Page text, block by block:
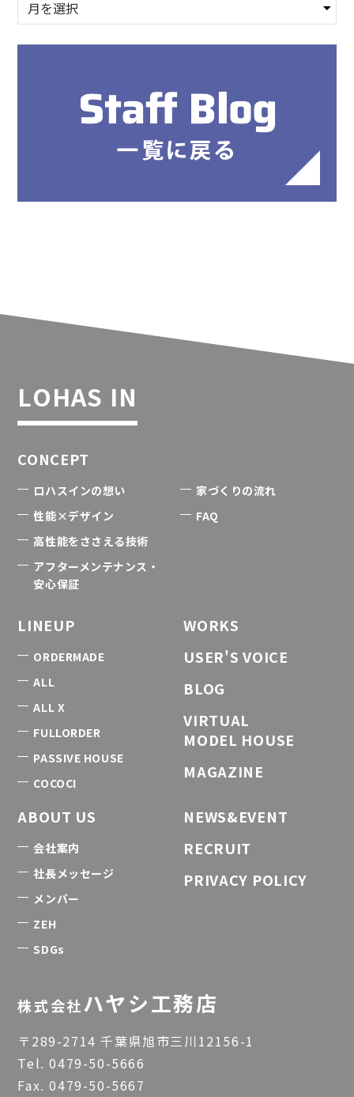
LOHAS IN
CONCEPT
ロハスインの想い
性能×デザイン
高性能をささえる技術
アフターメンテナンス・
安心保証
家づくりの流れ
FAQ
LINEUP
ORDERMADE
ALL
ALL X
FULLORDER
PASSIVE HOUSE
COCOCI
WORKS
USER'S VOICE
BLOG
VIRTUAL
MODEL HOUSE
MAGAZINE
ABOUT US
会社案内
社長メッセージ
メンバー
ZEH
SDGs
NEWS&EVENT
RECRUIT
PRIVACY POLICY
株式会社ハヤシ工務店
〒289-2714 千葉県旭市三川12156-1
Tel.0479-50-5666
Fax. 0479-50-5667